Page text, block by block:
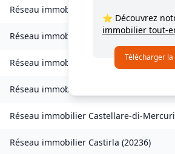
Réseau immobilier
Réseau immobilier Campana(20229)
Réseau immobilier Canale-di-Verde (
Réseau immobilier
Réseau immobilier Castellare-di-
Réseau immobilier Castirla (20236)
⭐ Découvrez
immobilier tout-
Télécharger